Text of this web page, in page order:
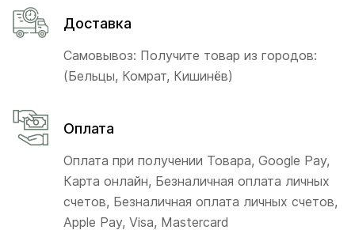
Доставка
Самовывоз: Получите товар из городов:
(Бельцы, Комрат, Кишинёв)
Оплата
Оплата при получении Товара, Google Pay,
Карта онлайн, Безналичная оплата личных
счетов, Безналичная оплата личных счетов,
Apple Pay, Visa, Mastercard